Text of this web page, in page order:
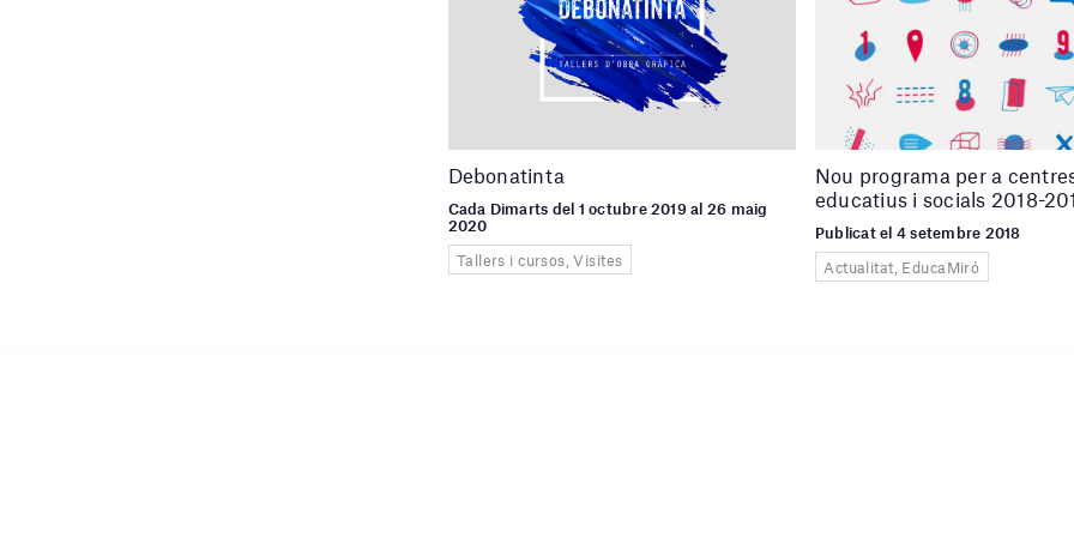
Debonatinta
Cada Dimarts del 1 octubre 2019 al 26 maig
2020
Tallers i cursos, Visites
Nou programa per a
educatius i socials 2018-
Publicat el 4 setembre 2018
Actualitat, EducaMiró